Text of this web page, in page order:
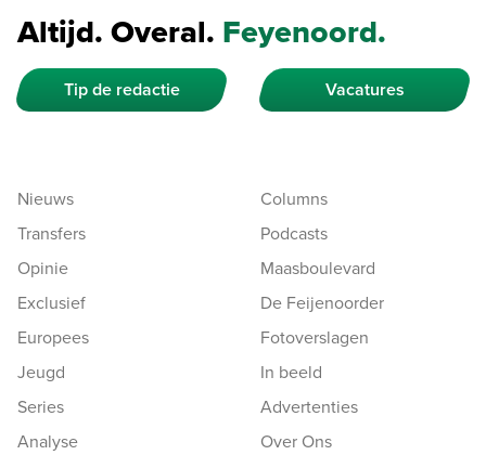
Altijd. Overal. Feyenoord.
Tip de redactie Vacatures
Nieuws
Transfers
Opinie
Exclusief
Europees
Jeugd
Series
Analyse
Columns
Podcasts
Maasboulevard
De Feijenoorder
Fotoverslagen
In beeld
Advertenties
Over Ons